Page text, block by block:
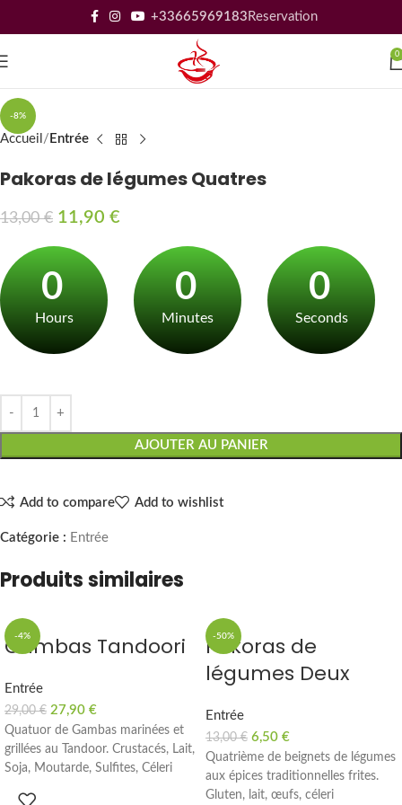
+33665969183 Reservation
0
-8%
Accueil Entrée
Pakoras de légumes Quatres
13,00€ 11,90 €
0
Hours
0
Minutes
0
Seconds
AJOUTER AU PANIER
Add to compare Add to wishlist
Catégorie : Entrée
Produits similaires
-4%
Gambas Tandoori
Entrée
29,00€ 27,90 €
Quatuor de Gambas marinées et
grillées au Tandoor. Crustacés, Lait,
Soja, Moutarde, Sulfites, Céleri
-50%
Pakoras de
légumes Deux
Entrée
13,00€ 6,50 €
Quatrième de beignets de légumes
aux épices traditionnelles frites.
Gluten, lait, œufs, céleri